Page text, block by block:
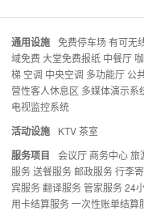
通用设施 免费停车场 有可无
域免费 大堂免费报纸 中餐厅
梯 空调 中央空调 多功能厅 公
营性客人休息区 多媒体演示系
电视监控系统
活动设施 KTV 茶室
服务项目
会议厅 商务中心 旅
服务 送餐服务 邮政服务 行李
宾服务 翻译服务 管家服务 24
用卡结算服务 一次性账单结算